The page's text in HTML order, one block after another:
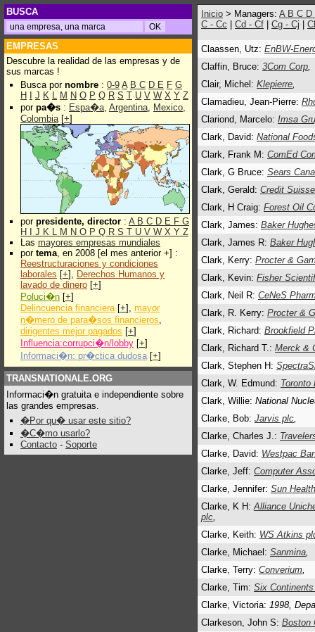
BUSCA
EMPRESAS
Descubre la realidad de las empresas y de
sus marcas !
Busca por nombre : 0-9 A B C D E F G
H
J K L M N O P Q R S T U V W X Y Z
por pa�s : Espa�a, Argentina, Mexico,
Colombia[+]
por presidente, director : A B C D E F G
H
J K L M N O P Q R S T U V W X Y Z
Las mayores empresas mundiales
por tema, en 2008 [el mes anterior +] :
Reestructuraciones y condiciones
laborales [+], Derechos Humanos y
lavado de dinero [+]
Poluci�n [+]
Delincuencia financiera[+], mayor
n�mero de para�sos financieros,
dirigentes mejor pagados [+]
Influencia:corrupci�n/lobby [+]
Informaci�n: pr�ctica dudosa [+]
TRANSNATIONALE.ORG
Informaci�n gratuita e independiente sobre
las grandes empresas.
�Por qu� usar este sitio?
�C�mo usarlo?
Contacto - Soporte
Inicio > Managers: A B C D
C - Cc
Cd - Cf Cg - Cj
Claassen, Utz: EnBW-
Claffin, Bruce: 3Com Corp,
Clair, Michel: Klepierre,
Clamadieu, Jean-Pierre:
Clariond, Marcelo: Imsa
Clark, David: National
Clark, Frank M: ComEd
Clark, G Bruce: Sears
Clark, Gerald: Credit Suisse
Clark, H Craig: Forest Oil
Clark, James: Baker
Clark, James R: Baker
Clark, Kerry: Procter &
Clark, Kevin: Fisher
Clark, Neil R: CeNeS
Clark, R. Kerry: Procter &
Clark, Richard: Brookfield
Clark, Richard T.: Merck &
Clark, Stephen H:
Clark, W. Edmund: Toronto
Clark, Willie: National
Clarke, Bob: Jarvis plc,
Clarke, Charles J.:
Clarke, David: Westpac
Clarke, Jeff: Computer
Clarke, Jennifer: Sun
Clarke, K H:Alliance
plc,
Clarke, Keith: WS Atkins
Clarke, Michael: Sanmina,
Clarke, Terry: Converium,
Clarke, Tim: Six
Clarke, Victoria: 1998,
Clarkeson, John S: Boston